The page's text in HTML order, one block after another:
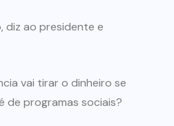
diz ao presidente e
vai tirar o dinheiro se
programas sociais?